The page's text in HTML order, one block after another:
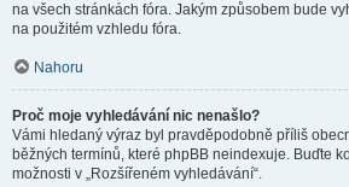
na všech stránkách fóra. Jakým způsobem bude
na použitém vzhledu fóra.
Nahoru
Proč moje vyhledávání nic nenašlo?
Vámi hledaný výraz byl pravděpodobně příliš
běžných termínů, které phpBB neindexuje. Buďte
možnosti v „Rozšířeném vyhledávání“.